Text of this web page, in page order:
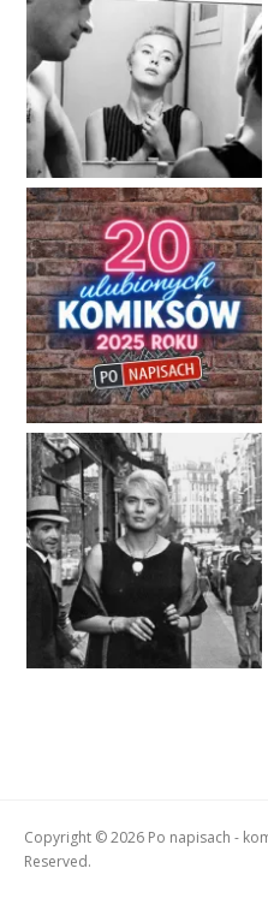
Copyright © 2026 Po napisach -
Reserved.